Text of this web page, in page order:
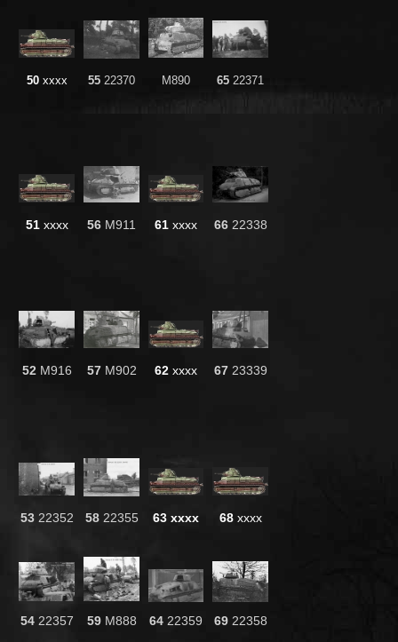
50xxxx 55 22370 M890 65 22371
51xxxx 56 M911 61 xxxx 66 22338
52M916 57M902 62 xxxx 6723339
5322352 5822355 63 xxxx 68xxxx
5422357 59M888 64 22359 6922358